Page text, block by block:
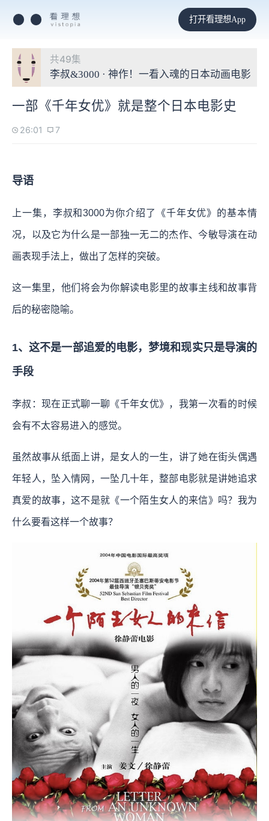
打开看理想App
共49集
李叔&3000 · 神作！一看入魂的日本动画电影
一部《千年女优》就是整个日本电影史
26:01 7
导语
上一集，李叔和3000为你介绍了《千年女优》的基本情
况，以及它为什么是一部独一无二的杰作、今敏导演在动
画表现手法上，做出了怎样的突破。
这一集里，他们将会为你解读电影里的故事主线和故事背
后的秘密隐喻。
1、这不是一部追爱的电影，梦境和现实只是导演的
手段
李叔：现在正式聊一聊《千年女优》，我第一次看的时候
会有不太容易进入的感觉。
虽然故事从纸面上讲，是女人的一生，讲了她在街头偶遇
年轻人，坠入情网，一坠几十年，整部电影就是讲她追求
真爱的故事，这不是就《一个陌生女人的来信》吗？我为
什么要看这样一个故事？